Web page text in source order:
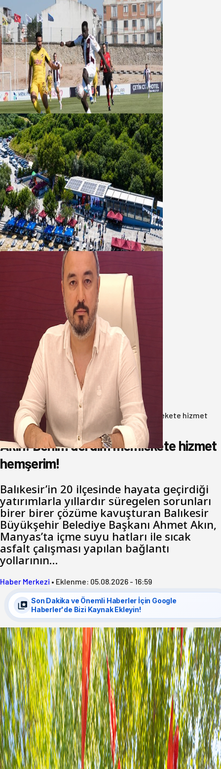
Bandırmaspor’dan 3 gollü başlangıç
08 Ağustos 2026
Bandırma Belediyesinden
Şirinçavuş’a hayat veren tesis
08 Ağustos 2026
Oğuzbeyi’nden Balıkesirspor
yönetimine cevap : Herkes kendine
yakışanı yapar, buluttan nem
kapmayın!
07 Ağustos 2026
Anasayfa/ Gündem/
Akın: Benim derdim memlekete hizmet
hemşerim!
Akın: Benim derdim memlekete hizmet
hemşerim!
Balıkesir’in 20 ilçesinde hayata geçirdiği
yatırımlarla yıllardır süregelen sorunları
birer birer çözüme kavuşturan Balıkesir
Büyükşehir Belediye Başkanı Ahmet Akın,
Manyas’ta içme suyu hatları ile sıcak
asfalt çalışması yapılan bağlantı
yollarının…
Haber Merkezi • Eklenme: 05.08.2026 - 16:59
Son Dakika ve Önemli Haberler İçin Google
Haberler'de Bizi Kaynak Ekleyin!